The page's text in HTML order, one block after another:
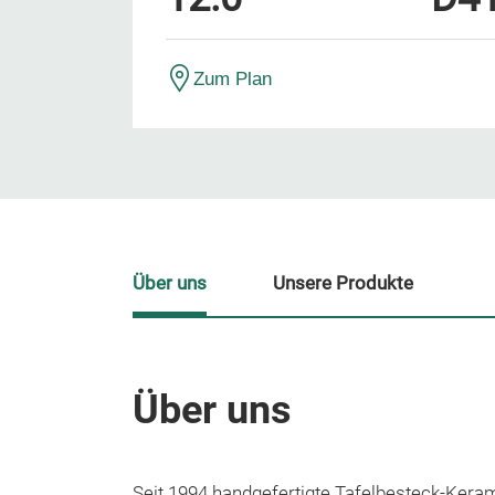
Zum Plan
Über uns
Über uns Unsere Produkte